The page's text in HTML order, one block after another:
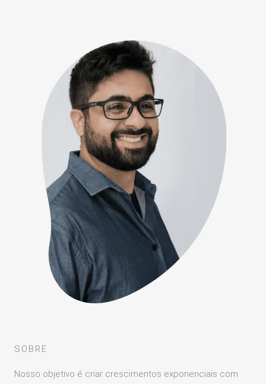
SOBRE
Nosso objetivo é criar crescimentos exponenciais com